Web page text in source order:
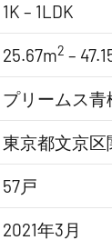
1K – 1LDK
25.67m2 –
プリームス青
東京都文京区
57戸
2021年3月